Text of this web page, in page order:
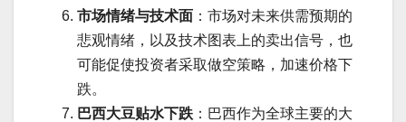
市场情绪与技术面 ：市场对未来供需预期的
悲观情绪，以及技术图表上的卖出信号，也
可能促使投资者采取做空策略，加速价格下
跌。
巴西大豆贴水下跌 ：巴西作为全球主要的大